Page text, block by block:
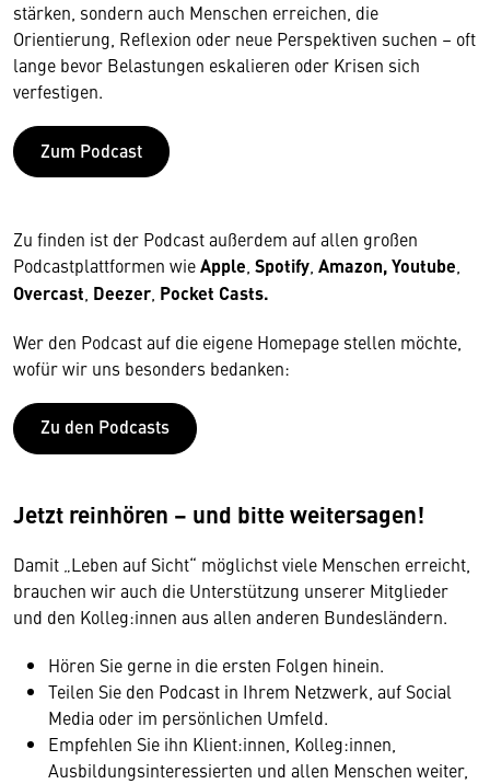
stärken, sondern auch Menschen erreichen, die
Orientierung, Reflexion oder neue Perspektiven suchen – oft
lange bevor Belastungen eskalieren oder Krisen sich
verfestigen.
Zum Podcast
Zu finden ist der Podcast außerdem auf allen großen
Podcastplattformen wieApple Spotify Amazon, Youtube
Overcast Deezer Pocket Casts.
Wer den Podcast auf die eigene Homepage stellen möchte,
wofür wir uns besonders bedanken:
Zu den Podcasts
Jetzt reinhören – und bitte weitersagen!
Damit „Leben auf Sicht“ möglichst viele Menschen erreicht,
brauchen wir auch die Unterstützung unserer Mitglieder
und den Kolleg:innen aus allen anderen Bundesländern.
Hören Sie gerne in die ersten Folgen hinein.
Teilen Sie den Podcast in Ihrem Netzwerk, auf Social
Media oder im persönlichen Umfeld.
Empfehlen Sie ihn Klient:innen, Kolleg:innen,
Ausbildungsinteressierten und allen Menschen weiter,